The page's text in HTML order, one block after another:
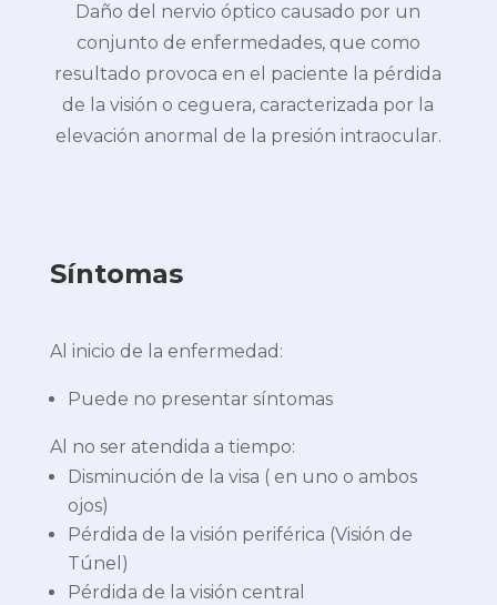
Daño del nervio óptico causado por un
conjunto de enfermedades, que como
resultado provoca en el paciente la pérdida
de la visión o ceguera, caracterizada por la
elevación anormal de la presión intraocular.
Síntomas
Al inicio de la enfermedad:
Puede no presentar síntomas
Al no ser atendida a tiempo:
Disminución de la visa ( en uno o ambos
ojos)
Pérdida de la visión periférica (Visión de
Túnel)
Pérdida de la visión central